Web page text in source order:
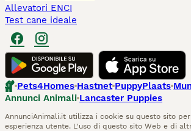
Allevatori ENCI
Test cane ideale
Pets4Homes Hastnet PuppyPlaats
Annunci Animali Lancaster Puppies
AnnunciAnimali.it utilizza i cookie su questo sito
esperienza utente. L'uso di questo sito Web e di